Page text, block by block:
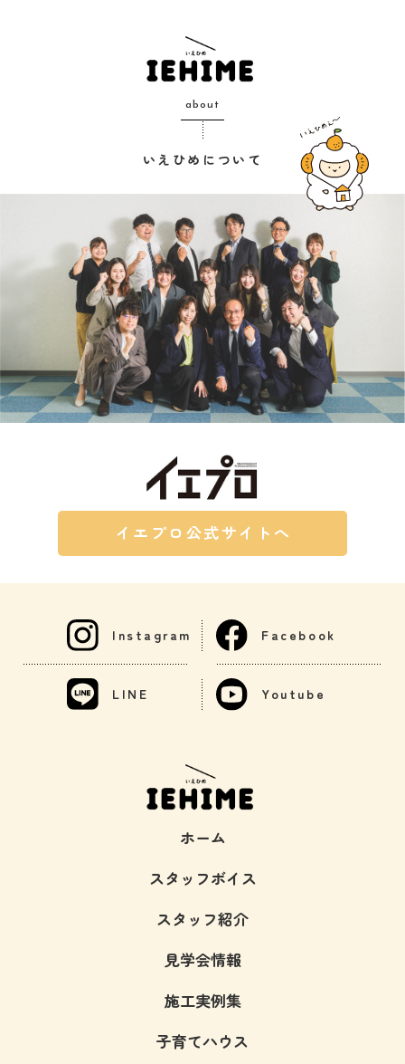
about
いえひめについて
イエプロ公式サイトへ
ホーム
スタッフボイス
スタッフ紹介
見学会情報
施工実例集
子育てハウス
Instagram Facebook
LINE Youtube